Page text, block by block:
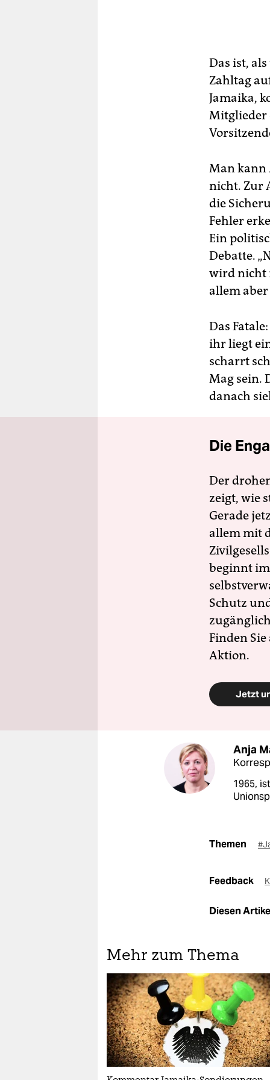
Das ist,
Zahltag
Jamaika,
Mitglieder
Man kann
nicht. Zur
die
Fehler
Ein
Debatte.
wird nicht
allem
Das
ihr liegt
scharrt
Mag sein.
danach
Die
Der
zeigt, wie
Gerade
allem mit
beginnt
Schutz
Finden
Aktion.
Jetzt
Anja
1965,
Themen
Feedback
Diesen
Mehr zum Thema